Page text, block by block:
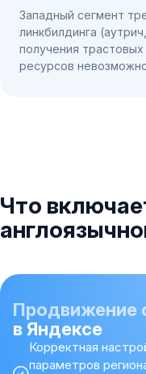
Западный сегмент
линкбилдинга
получения
ресурсов
Что
Продвижение
в Яндексе
Корректная
параметров